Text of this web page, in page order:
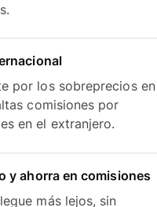
por los sobreprecios en
comisiones por
en el extranjero.
y ahorra en comisiones
más lejos, sin